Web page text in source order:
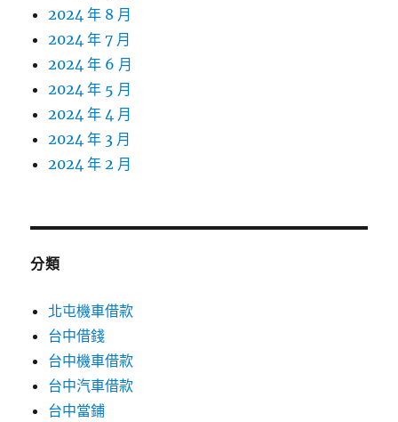
2024 年 8 月
2024 年 7 月
2024 年 6 月
2024 年 5 月
2024 年 4 月
2024 年 3 月
2024 年 2 月
分類
北屯機車借款
台中借錢
台中機車借款
台中汽車借款
台中當鋪